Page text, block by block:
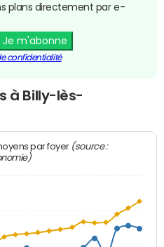
plans directement par e-
Je m'abonne
confidentialité
à Billy-lès-
par foyer (source :